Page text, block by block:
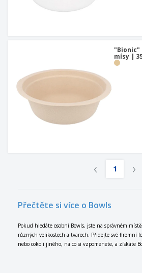
"Bionic"
mísy |
‹ 1 ›
Přečtěte si více o Bowls
Pokud hledáte osobní Bowls, jste na správném
různých velikostech a tvarech. Přidejte své firemní
nebo cokoli jiného, ​​na co si vzpomenete, a získáte